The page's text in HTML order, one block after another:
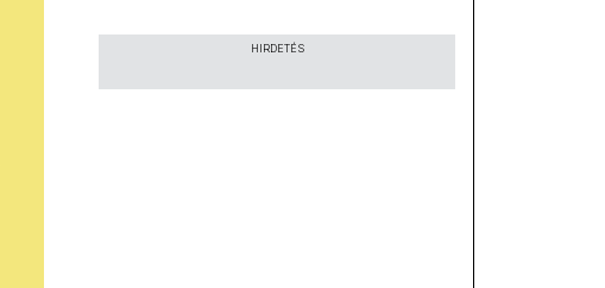
HIRDETÉS